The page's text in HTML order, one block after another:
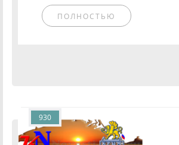
ПОЛНОСТЬЮ
930